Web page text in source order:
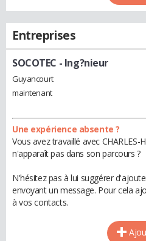
Entreprises
SOCOTEC - Ing?nieur
Guyancourt
maintenant
Une expérience absente ?
Vous avez travaillé avec CHARLES-
n'apparaît pas dans son parcours ?
N'hésitez pas à lui suggérer
envoyant un message. Pour cela
à vos contacts.